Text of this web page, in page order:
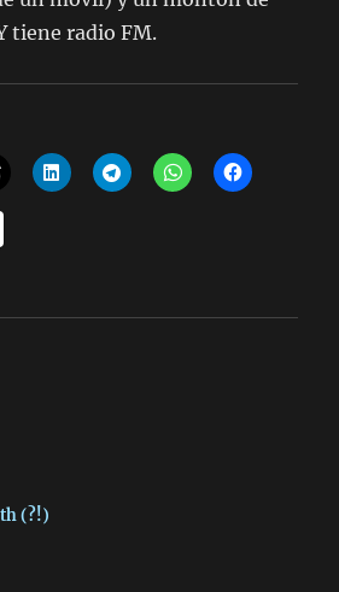
tiene radio FM.
(?!)